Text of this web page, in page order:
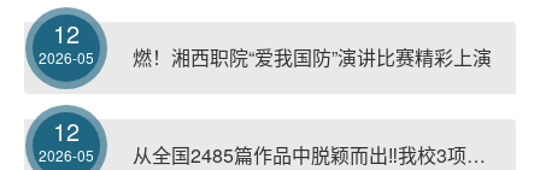
12
2026-05 燃！湘西职院“爱我国防”演讲比赛精彩上演
12
2026-05 从全国2485篇作品中脱颖而出‼️我校3项案例获奖‼️